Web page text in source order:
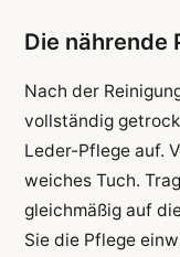
Die nährende
Nach der
vollständig
Leder-Pflege auf.
weiches Tuch.
gleichmäßig auf
Sie die Pflege